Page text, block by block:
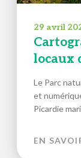
29 avril
locaux
Le Parc
et
Picardie
EN